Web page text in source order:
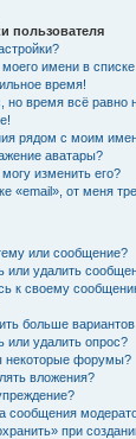
пользователя
моего имени в
время!
но время всё равно
рядом с моим
аватары?
изменить его?
«email», от меня
или сообщение?
или удалить
к своему
больше вариантов
или удалить опрос?
некоторые форумы?
вложения?
сообщения
при